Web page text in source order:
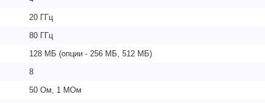
20 ГГц
80 ГГц
128 МБ (опции - 256 МБ, 512 МБ)
8
50 Ом, 1 МОм